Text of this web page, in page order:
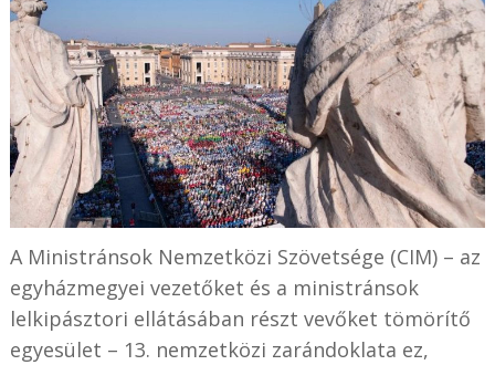
A Ministránsok Nemzetközi Szövetsége (CIM) – az
egyházmegyei vezetőket és a ministránsok
lelkipásztori ellátásában részt vevőket tömörítő
egyesület – 13. nemzetközi zarándoklata ez,